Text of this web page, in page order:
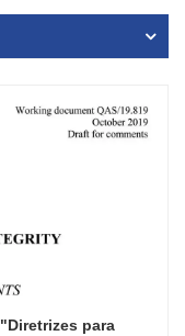
para